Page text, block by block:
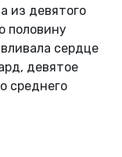
из девятого
половину
сердце
девятое
среднего